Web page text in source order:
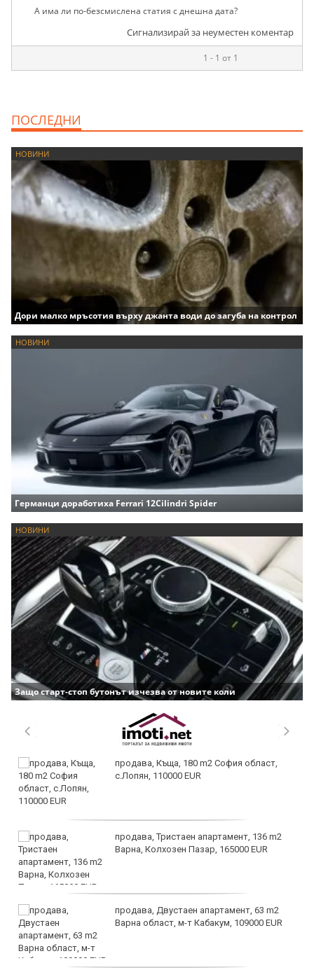
А има ли по-безсмислена статия с днешна дата?
Сигнализирай за неуместен коментар
1 - 1 от 1
ПОСЛЕДНИ
НОВИНИ
Дори малко мръсотия върху джанта води до загуба на контрол
НОВИНИ
Германци доработиха Ferrari 12Cilindri Spider
НОВИНИ
Защо старт-стоп бутонът изчезва от новите коли
продава, Къща, 180 m2 София област,
с.Лопян, 110000 EUR
продава, Тристаен апартамент, 136 m2
Варна, Колхозен Пазар, 165000 EUR
продава, Двустаен апартамент, 63 m2
Варна област, м-т Кабакум, 109000 EUR